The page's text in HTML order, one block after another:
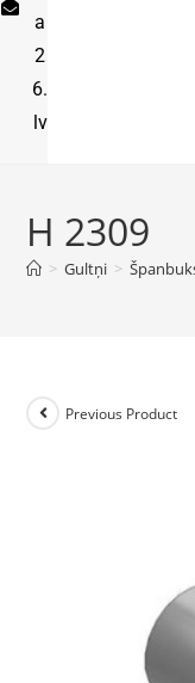
a
2
6.
lv
H 2309
> Gultņi >
Previous Product